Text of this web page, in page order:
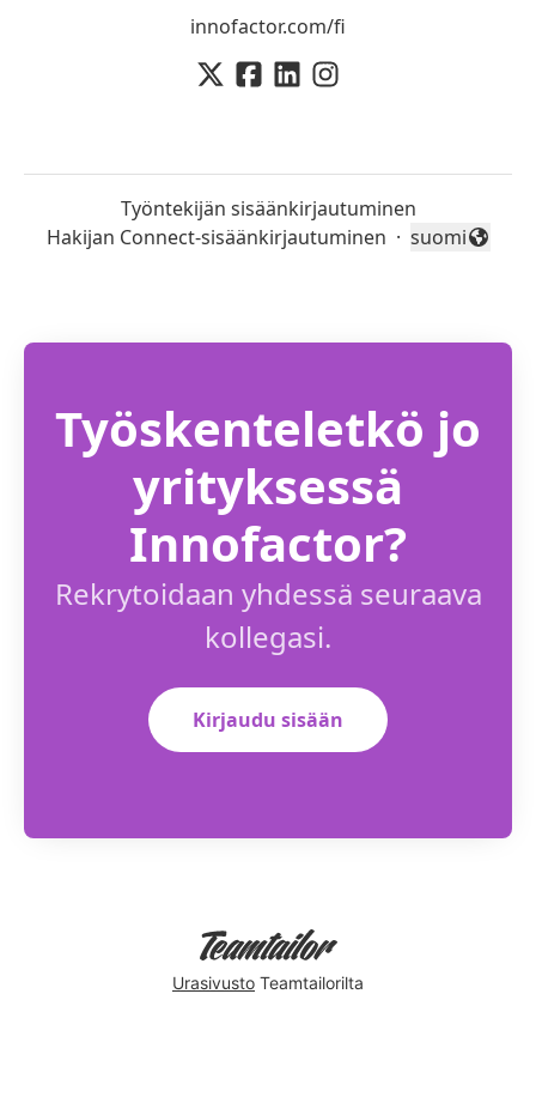
innofactor.com/fi
Työntekijän sisäänkirjautuminen
Hakijan Connect-sisäänkirjautuminen · Vaihda kieli
suomi
Työskenteletkö jo
yrityksessä
Innofactor?
Rekrytoidaan yhdessä seuraava
kollegasi.
Kirjaudu sisään
Urasivusto Teamtailorilta